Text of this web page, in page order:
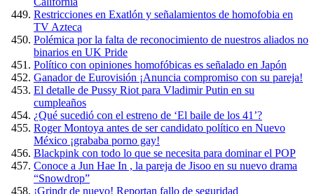
Restricciones en Exatlón y señalamientos de homofobia en
TV Azteca
Polémica por la falta de reconocimiento de nuestros aliados no
binarios en UK Pride
Político con opiniones homofóbicas es señalado en Japón
Ganador de Eurovisión ¡Anuncia compromiso con su pareja!
El detalle de Pussy Riot para Vladimir Putin en su
cumpleaños
¿Qué sucedió con el estreno de ‘El baile de los 41’?
Roger Montoya antes de ser candidato político en Nuevo
México ¡grababa porno gay!
Blackpink con todo lo que se necesita para dominar el POP
Conoce a Jun Hae In , la pareja de Jisoo en su nuevo drama
“Snowdrop”
¡Grindr de nuevo! Reportan fallo de seguridad